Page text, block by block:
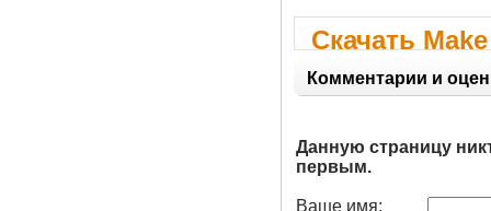
Скачать
Комментарии и
Данную страницу
первым.
Ваше имя: